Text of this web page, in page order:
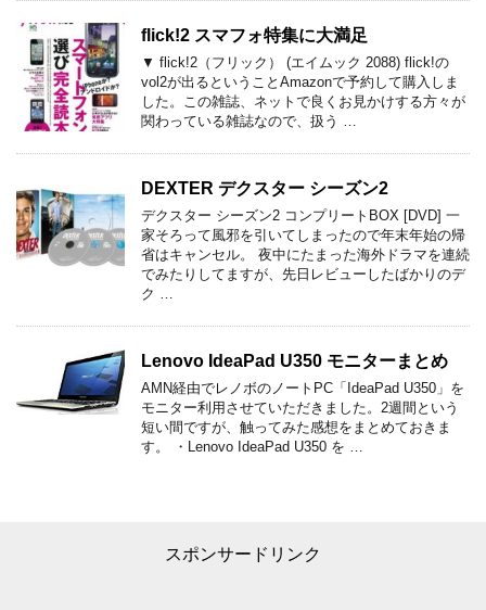
flick!2 スマフォ特集に大満足
▼ flick!2（フリック） (エイムック 2088) flick!の
vol2が出るということAmazonで予約して購入しま
した。この雑誌、ネットで良くお見かけする方々が
関わっている雑誌なので、扱う …
DEXTER デクスター シーズン2
デクスター シーズン2 コンプリートBOX [DVD] 一
家そろって風邪を引いてしまったので年末年始の帰
省はキャンセル。 夜中にたまった海外ドラマを連続
でみたりしてますが、先日レビューしたばかりのデ
ク …
Lenovo IdeaPad U350 モニターまとめ
AMN経由でレノボのノートPC「IdeaPad U350」を
モニター利用させていただきました。2週間という
短い間ですが、触ってみた感想をまとめておきま
す。 ・Lenovo IdeaPad U350 を …
スポンサードリンク